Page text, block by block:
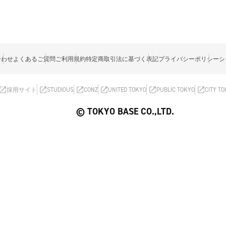
せよくあるご質問ご利用規約特定商取引法に基づく表記プライバシーポリシー
採用サイト STUDIOUS CONZ UNITED TOKYO PUBLIC TOKYO CITY
© TOKYO BASE CO.,LTD.